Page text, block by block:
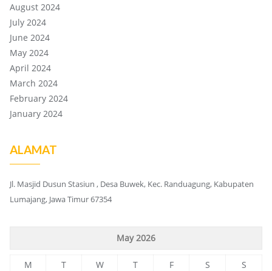
August 2024
July 2024
June 2024
May 2024
April 2024
March 2024
February 2024
January 2024
ALAMAT
Jl. Masjid Dusun Stasiun , Desa Buwek, Kec. Randuagung, Kabupaten
Lumajang, Jawa Timur 67354
May 2026
M T W T F S
S